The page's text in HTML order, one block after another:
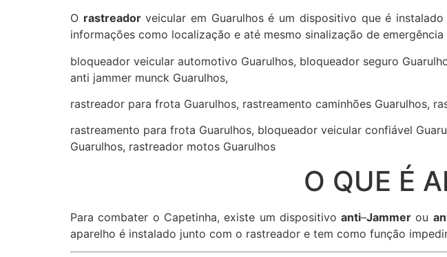
O rastreadorveicular em Guarulhos é um dispositivo que é
informações como localização e até mesmo sinalização de emergência
bloqueador veicular automotivo Guarulhos, bloqueador seguro
anti jammer munck Guarulhos,
rastreador para frota Guarulhos, rastreamento caminhões Guarulhos,
rastreamento para frota Guarulhos, bloqueador veicular confiável
Guarulhos, rastreador motos Guarulhos
O QUE É
Para combater o Capetinha, existe um dispositivoanti–Jammer ou
aparelho é instalado junto com o rastreador e tem como função